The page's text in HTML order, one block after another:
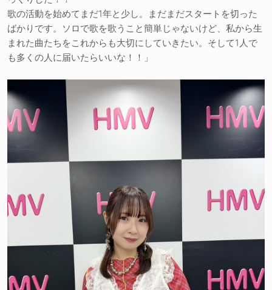
歌の活動を始めてまだ1年と少し。まだまだスタートを切った
ばかりです。ソロで歌を歌うこと簡単じゃないけど、私から生
まれた曲たちをこれからも大切にしていきたい。そして1人で
も多くの人に届いたらいいな！！」